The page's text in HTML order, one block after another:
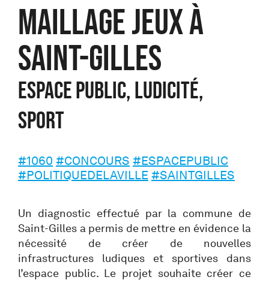
maillage jeux à
Saint-Gilles
Espace Public, Ludicité,
Sport
#1060 #CONCOURS #ESPACEPUBLIC
#POLITIQUEDELAVILLE #SAINTGILLES
Un diagnostic effectué par la commune de
Saint-Gilles a permis de mettre en évidence la
nécessité de créer de nouvelles
infrastructures ludiques et sportives dans
l’espace public. Le projet souhaite créer ce